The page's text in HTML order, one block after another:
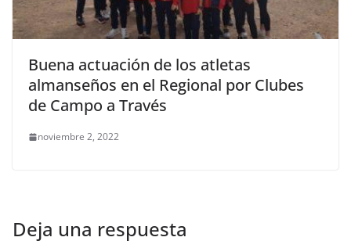
Buena actuación de los atletas
almanseños en el Regional por Clubes
de Campo a Través
noviembre 2, 2022
Deja una respuesta